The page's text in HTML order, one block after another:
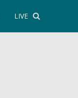
LIVE